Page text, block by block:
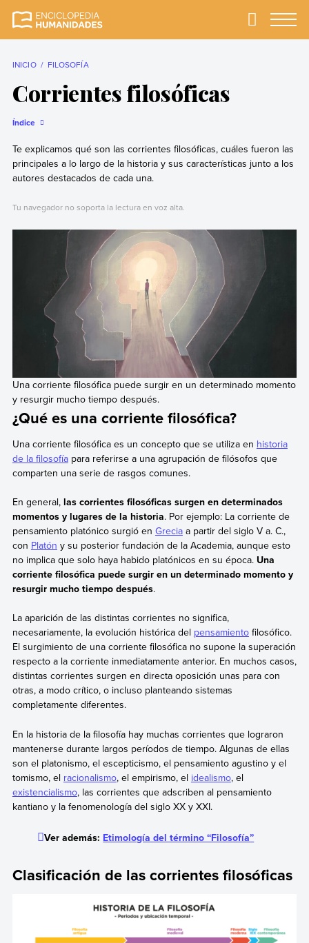
completa y más
Primary
INICIO FILOSOFÍA
Corrientes filosóficas
Índice
Te explicamos qué son las corrientes filosóficas, cuáles fueron las
principales a lo largo de la historia y sus características junto a los
autores destacados de cada una.
Tu navegador no soporta la lectura en voz alta.
Una corriente filosófica puede surgir en un determinado momento
y resurgir mucho tiempo después.
¿Qué es una corriente filosófica?
Una corriente filosófica es un concepto que se utiliza en historia
de la filosofíapara referirse a una agrupación de filósofos que
comparten una serie de rasgos comunes.
En general, las corrientes filosóficas surgen en determinados
momentos y lugares de la historia. Por ejemplo: La corriente de
pensamiento platónico surgió en Greciaa partir del siglo V a. C.,
con Platón y su posterior fundación de la Academia, aunque esto
no implica que solo haya habido platónicos en su época. Una
corriente filosófica puede surgir en un determinado momento y
resurgir mucho tiempo después.
La aparición de las distintas corrientes no significa,
necesariamente, la evolución histórica del pensamientofilosófico.
El surgimiento de una corriente filosófica no supone la superación
respecto a la corriente inmediatamente anterior. En muchos casos,
distintas corrientes surgen en directa oposición unas para con
otras, a modo crítico, o incluso planteando sistemas
completamente diferentes.
En la historia de la filosofía hay muchas corrientes que lograron
mantenerse durante largos períodos de tiempo. Algunas de ellas
son el platonismo, el escepticismo, el pensamiento agustino y el
tomismo, el racionalismo, el empirismo, el idealismo, el
existencialismo, las corrientes que adscriben al pensamiento
kantiano y la fenomenología del siglo XX y XXI.
Ver además: Etimología del término “Filosofía”
Clasificación de las corrientes filosóficas